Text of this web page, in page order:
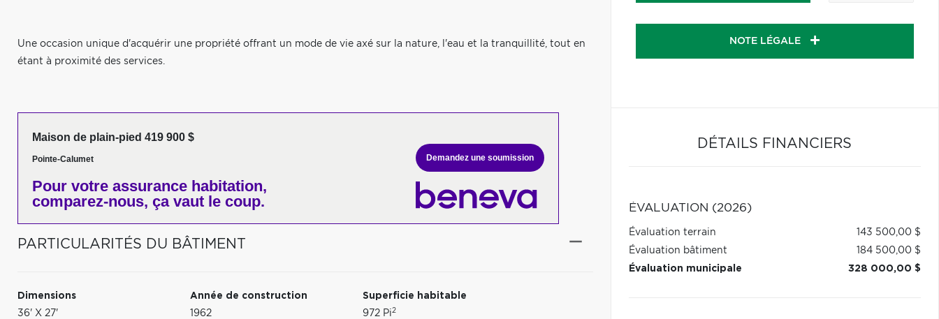
Une occasion unique d'acquérir une propriété offrant un mode de vie axé sur la nature, l'eau et la tranquillité, tout en
étant à proximité des services.
Maison de plain-pied 419 900 $
Pointe-Calumet
Pour votre assurance habitation,
comparez-nous, ça vaut le coup.
Demandez une soumission
PARTICULARITÉS DU BÂTIMENT
Dimensions
36' X 27'
Année de construction
1962
Superficie habitable
972 Pi2
NOTE LÉGALE
DÉTAILS FINANCIERS
ÉVALUATION (2026)
Évaluation terrain
143 500,00 $
Évaluation bâtiment
184 500,00 $
Évaluation municipale
328 000,00 $